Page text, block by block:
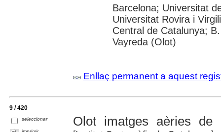
Barcelona; Universitat
Universitat Rovira i
Central de Catalunya;
Vayreda (Olot)
Enllaç permanent a aquest
9 / 420
seleccionar Olot imatges aèries de